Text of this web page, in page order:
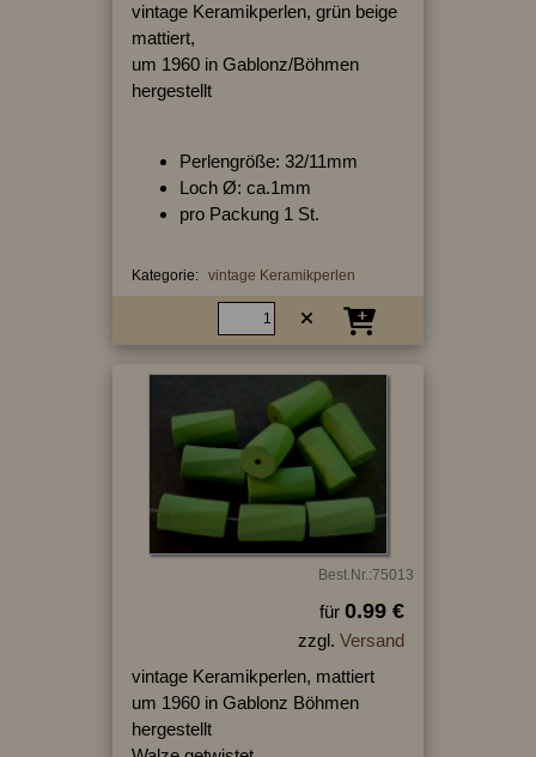
vintage Keramikperlen, grün beige
mattiert,
um 1960 in Gablonz/Böhmen
hergestellt
Perlengröße: 32/11mm
Loch Ø: ca.1mm
pro Packung 1 St.
Kategorie: vintage Keramikperlen
Best.Nr.:75013
für 0.99 €
zzgl. Versand
vintage Keramikperlen, mattiert
um 1960 in Gablonz Böhmen
hergestellt